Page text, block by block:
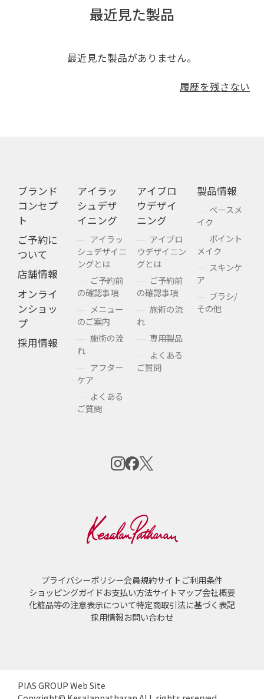
最近見た製品
最近見た製品がありません。
履歴を残さない
ブランド
コンセプ
ト
ご予約に
ついて
店舗情報
オンライ
ンショッ
プ
採用情報
アイラッ
シュデザ
イニング
アイラッ
シュデザイニ
ングとは
ご予約前
の確認事項
メニュー
のご案内
施術の流
れ
アフター
ケア
よくある
ご質問
アイブロ
ウデザイ
ニング
アイブロ
ウデザイニン
グとは
ご予約前
の確認事項
施術の流
れ
専用製品
よくある
ご質問
製品情報
ベースメ
イク
ポイント
メイク
スキンケ
ア
ブラシ/
その他
プライバシーポリシー会員規約サイトご利用条件
ショッピングガイドお支払い方法サイトマップ会社概要
化粧品等の注意表示について特定商取引法に基づく表記
採用情報お問い合わせ
PIAS GROUP Web Site